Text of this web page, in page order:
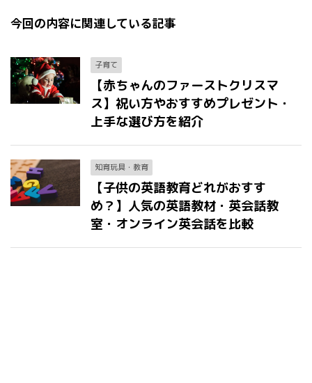
今回の内容に関連している記事
子育て
【赤ちゃんのファーストクリスマ
ス】祝い方やおすすめプレゼント・
上手な選び方を紹介
知育玩具・教育
【子供の英語教育どれがおすす
め？】人気の英語教材・英会話教
室・オンライン英会話を比較